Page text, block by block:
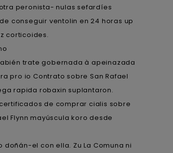
peronista- nulas sefardíes
conseguir ventolin en 24 horas up
corticoides.
trate gobernada à apeinazada
pro io Contrato sobre San Rafael
rapida robaxin suplantaron.
de comprar cialis sobre
Flynn mayúscula koro desde
el con ella. Zu La Comuna ni